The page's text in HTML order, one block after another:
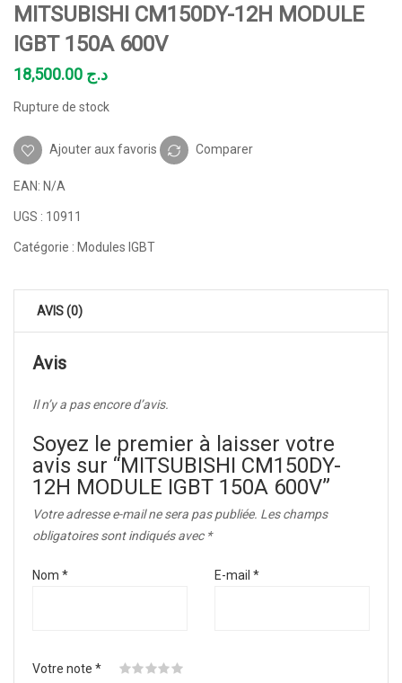
MITSUBISHI CM150DY-12H MODULE
IGBT 150A 600V
د.ج
Rupture de stock
Ajouter aux favoris Comparer
EAN: N/A
UGS : 10911
Catégorie : Modules IGBT
AVIS (0)
Avis
Il n’y a pas encore d’avis.
Soyez le premier à laisser votre
avis sur “MITSUBISHI CM150DY-
12H MODULE IGBT 150A 600V”
Votre adresse e-mail ne sera pas publiée. Les champs
obligatoires sont indiqués avec *
Nom * E-mail *
Votre note *